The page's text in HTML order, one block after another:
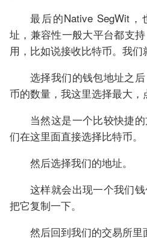
最后的Native SegWit
址，兼容性一般大平台都支
用，比如说接收比特币。我们
选择我们的钱包地址之
币的数量，我这里选择最大，
当然这是一个比较快捷
们在这里面直接选择比特币。
然后选择我们的地址。
这样就会出现一个我们
把它复制一下。
然后回到我们的交易所里